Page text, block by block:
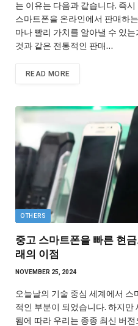
는 이유는 다음과 같습니다. 즉
스마트폰을 온라인에서 판매하
마나 빨리 가치를 알아낼 수 있
것과 같은 전통적인 판매…
READ MORE
OTHERS
중고 스마트폰을 빠른 현
래의 이점
NOVEMBER 25, 2024
오늘날의 기술 중심 세계에서
적인 부분이 되었습니다. 하지만
됨에 따라 우리는 종종 최신 버